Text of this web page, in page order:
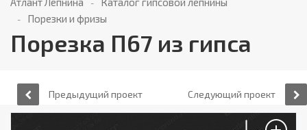
Порезки и фризы
Порезка П67 из гипса
Предыдущий проект Следующий проект